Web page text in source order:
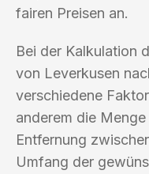
fairen Preisen an.
Bei der Kalkulation
von Leverkusen
verschiedene
anderem die
Entfernung
Umfang der